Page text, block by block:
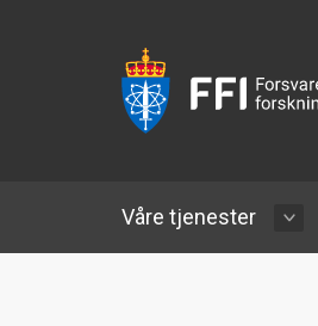
Våre tjenester